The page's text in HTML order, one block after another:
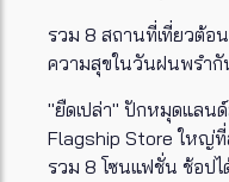
รวม 8 สถานที่เที่ยวต้อ
ความสุขในวันฝนพรำกั
"ยืดเปล่า" ปักหมุดแลนด์
Flagship Store ใหญ่
รวม 8 โซนแฟชั่น ช้อปไ